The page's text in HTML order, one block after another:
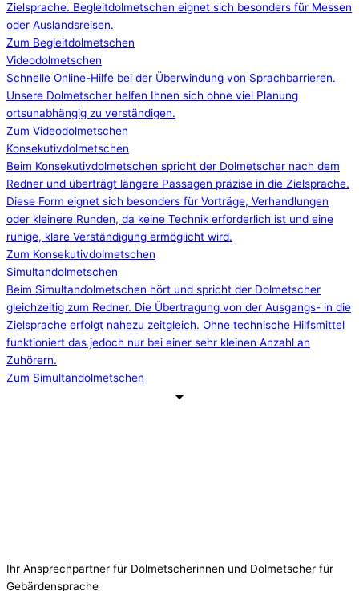
Zielsprache. Begleitdolmetschen eignet sich besonders für Messen
oder Auslandsreisen.​
Zum Begleitdolmetschen
Videodolmetschen
Schnelle Online-Hilfe bei der Überwindung von Sprachbarrieren.
Unsere Dolmetscher helfen Ihnen sich ohne viel Planung
ortsunabhängig zu verständigen.​
Zum Videodolmetschen
Konsekutivdolmetschen
Beim Konsekutivdolmetschen spricht der Dolmetscher nach dem
Redner und überträgt längere Passagen präzise in die Zielsprache.
Diese Form eignet sich besonders für Vorträge, Verhandlungen
oder kleinere Runden, da keine Technik erforderlich ist und eine
ruhige, klare Verständigung ermöglicht wird.
Zum Konsekutivdolmetschen
Simultandolmetschen​
Beim Simultandolmetschen hört und spricht der Dolmetscher
gleichzeitig zum Redner. Die Übertragung von der Ausgangs- in die
Zielsprache erfolgt nahezu zeitgleich. Ohne technische Hilfsmittel
funktioniert das jedoch nur bei einer sehr kleinen Anzahl an
Zuhörern.​
Zum Simultandolmetschen
Ihr Ansprechpartner für Dolmetscherinnen und Dolmetscher für
Gebärdensprache